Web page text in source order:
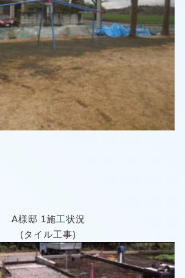
A様邸 1施工状況
(タイル工事)